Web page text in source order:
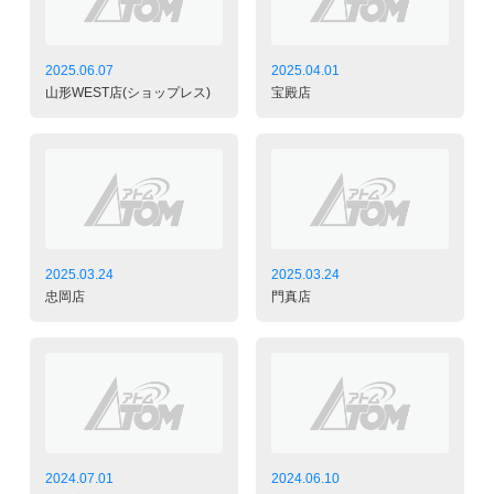
2025.06.07
山形WEST店(ショップレス)
2025.04.01
宝殿店
2025.03.24
忠岡店
2025.03.24
門真店
2024.07.01
2024.06.10